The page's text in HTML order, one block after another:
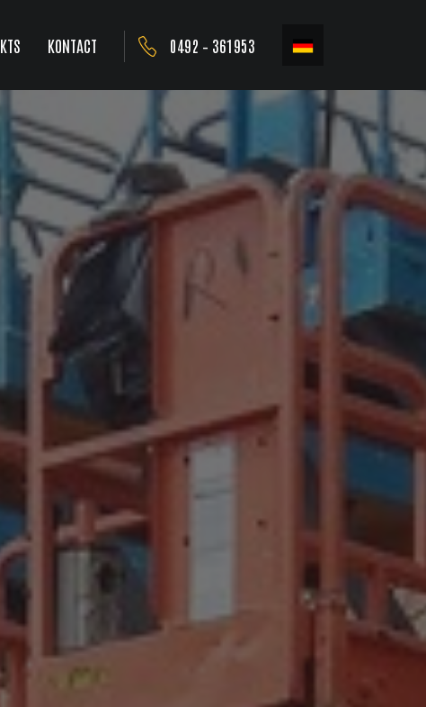
KONTACT 0492 – 361953